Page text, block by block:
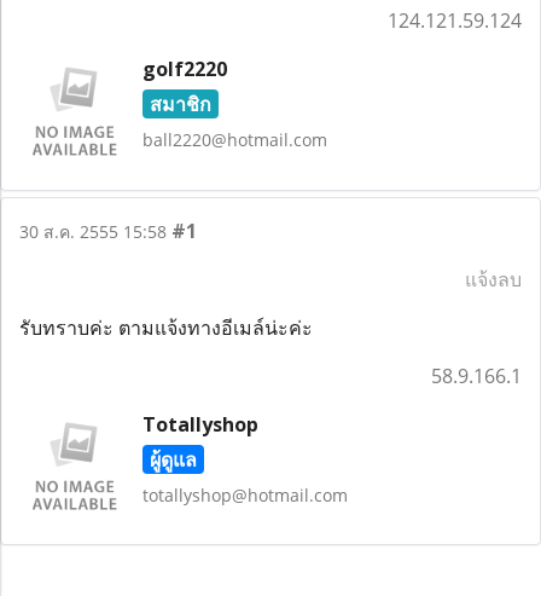
124.121.59.124
golf2220
สมาชิก
ball2220@hotmail.com
30 ส.ค. 2555 15:58 #1
แจ้งลบ
รับทราบค่ะ ตามแจ้งทางอีเมล์น่ะค่ะ
58.9.166.1
Totallyshop
ผู้ดูแล
totallyshop@hotmail.com